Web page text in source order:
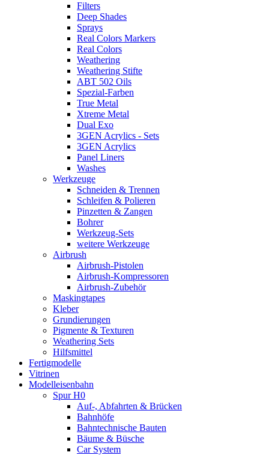
Filters
Deep Shades
Sprays
Real Colors Markers
Real Colors
Weathering
Weathering Stifte
ABT 502 Oils
Spezial-Farben
True Metal
Xtreme Metal
Dual Exo
3GEN Acrylics - Sets
3GEN Acrylics
Panel Liners
Washes
Werkzeuge
Schneiden & Trennen
Schleifen & Polieren
Pinzetten & Zangen
Bohrer
Werkzeug-Sets
weitere Werkzeuge
Airbrush
Airbrush-Pistolen
Airbrush-Kompressoren
Airbrush-Zubehör
Maskingtapes
Kleber
Grundierungen
Pigmente & Texturen
Weathering Sets
Hilfsmittel
Fertigmodelle
Vitrinen
Modelleisenbahn
Spur H0
Auf-, Abfahrten & Brücken
Bahnhöfe
Bahntechnische Bauten
Bäume & Büsche
Car System